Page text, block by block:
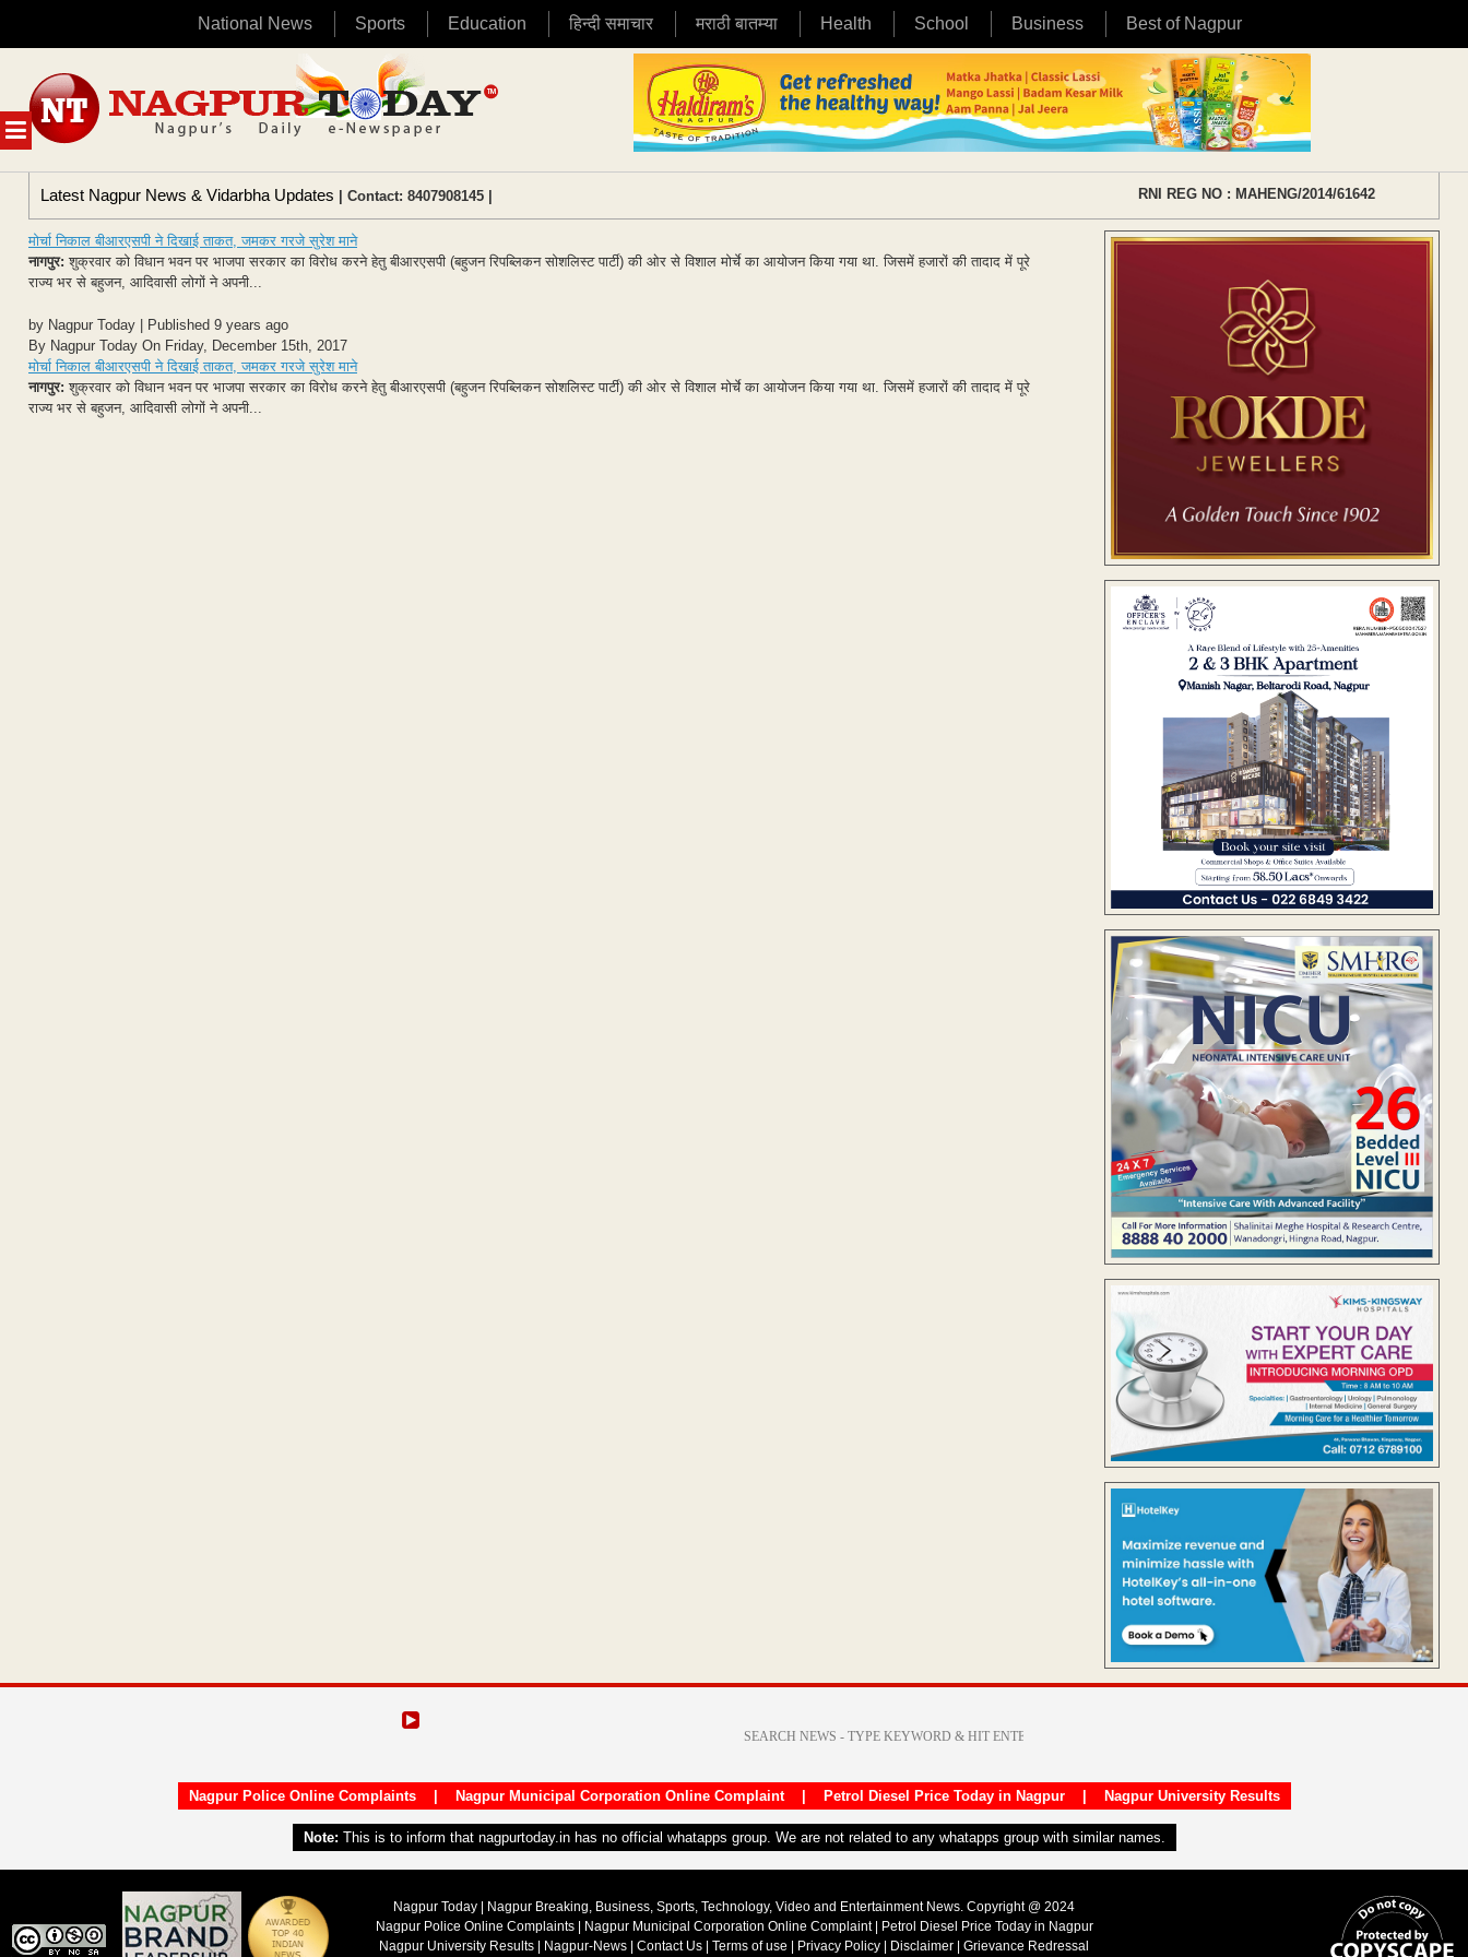
National News Sports Education हिन्दी समाचार मराठी बातम्या Health School Business Best of Nagpur
MENU
content
Latest Nagpur News & Vidarbha Updates | Contact: 8407908145 | RNI REG NO : MAHENG/2014/61642
मोर्चा निकाल बीआरएसपी ने दिखाई ताकत, जमकर गरजे सुरेश माने
नागपुर: शुक्रवार को विधान भवन पर भाजपा सरकार का विरोध करने हेतु बीआरएसपी (बहुजन रिपब्लिकन सोशलिस्ट पार्टी) की ओर से विशाल मोर्चे का आयोजन किया गया था. जिसमें हजारों की तादाद में पूरे
राज्य भर से बहुजन, आदिवासी लोगों ने अपनी...
by Nagpur Today | Published 9 years ago
By Nagpur Today On Friday, December 15th, 2017
मोर्चा निकाल बीआरएसपी ने दिखाई ताकत, जमकर गरजे सुरेश माने
नागपुर: शुक्रवार को विधान भवन पर भाजपा सरकार का विरोध करने हेतु बीआरएसपी (बहुजन रिपब्लिकन सोशलिस्ट पार्टी) की ओर से विशाल मोर्चे का आयोजन किया गया था. जिसमें हजारों की तादाद में पूरे
राज्य भर से बहुजन, आदिवासी लोगों ने अपनी...
Nagpur Police Online Complaints| Nagpur Municipal Corporation Online Complaint| Petrol Diesel Price Today in Nagpur| Nagpur University Results
Note: This is to inform that nagpurtoday.in has no official whatapps group. We are not related to any whatapps group with similar names.
Nagpur Today | Nagpur Breaking, Business, Sports, Technology, Video and Entertainment News. Copyright @ 2024
Nagpur Police Online Complaints| Nagpur Municipal Corporation Online Complaint|
Petrol Diesel Price Today in Nagpur
Nagpur University Results
Nagpur-News Contact Us Terms of use Privacy Policy Disclaimer Grievance Redressal